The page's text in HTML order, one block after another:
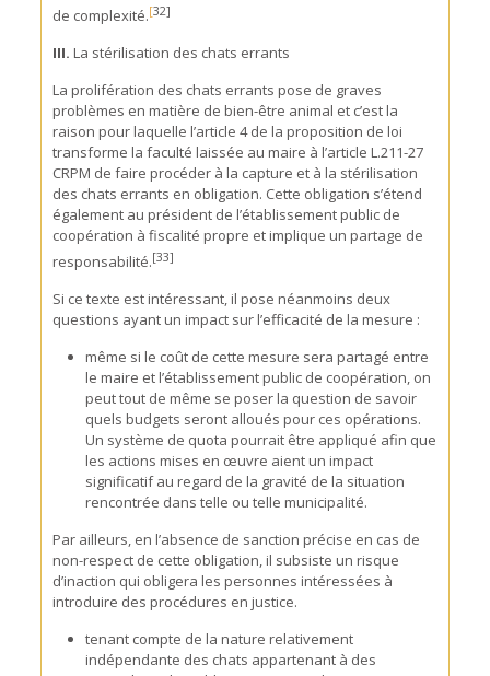
de complexité.[32]
III. La stérilisation des chats errants
La prolifération des chats errants pose de graves
problèmes en matière de bien-être animal et c’est la
raison pour laquelle l’article 4 de la proposition de loi
transforme la faculté laissée au maire à l’article L.211-27
CRPM de faire procéder à la capture et à la stérilisation
des chats errants en obligation. Cette obligation s’étend
également au président de l’établissement public de
coopération à fiscalité propre et implique un partage de
responsabilité.[33]
Si ce texte est intéressant, il pose néanmoins deux
questions ayant un impact sur l’efficacité de la mesure :
même si le coût de cette mesure sera partagé entre
le maire et l’établissement public de coopération, on
peut tout de même se poser la question de savoir
quels budgets seront alloués pour ces opérations.
Un système de quota pourrait être appliqué afin que
les actions mises en œuvre aient un impact
significatif au regard de la gravité de la situation
rencontrée dans telle ou telle municipalité.
Par ailleurs, en l’absence de sanction précise en cas de
non-respect de cette obligation, il subsiste un risque
d’inaction qui obligera les personnes intéressées à
introduire des procédures en justice.
tenant compte de la nature relativement
indépendante des chats appartenant à des